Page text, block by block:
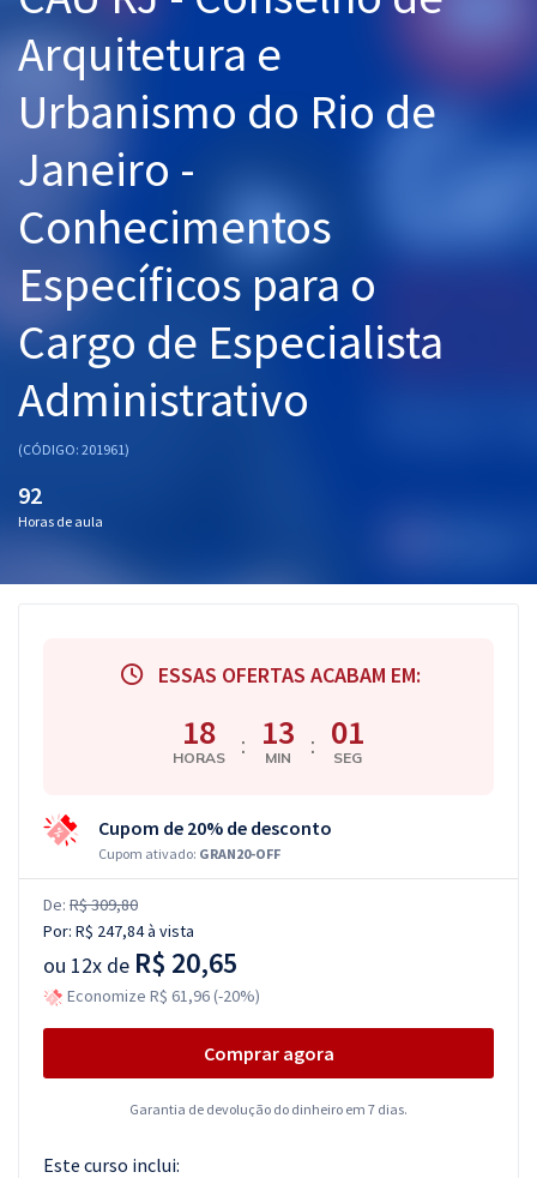
Graduação
Mentorias
Questões grátis
Conteúdo gratuito
Blog
Aprovados
Atendimento
Arquitetura e
Urbanismo do Rio de
Janeiro -
Conhecimentos
Específicos para o
Cargo de Especialista
Administrativo
(CÓDIGO: 201961)
92
Horas de aula
ESSAS OFERTAS ACABAM EM:
18
HORAS : 13
MIN : 00
SEG
Cupom de 20% de desconto
Cupom ativado: GRAN20-OFF
De: R$ 309,80
Por: R$ 247,84à vista
ou 12x de R$ 20,65
Economize R$ 61,96 (-20%)
Comprar agora
Garantia de devolução do dinheiro em 7 dias.
Este curso inclui: